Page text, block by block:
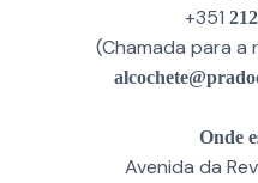
+351
(Chamada para a
Onde
Avenida da